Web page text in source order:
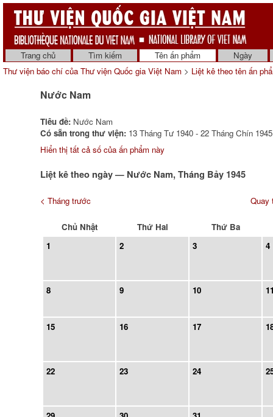
Trang chủ Tìm kiếm Tên ấn phẩm
Ngày
Thư viện báo chí của Thư viện Quốc gia Việt Nam > Liệt kê theo tên ấn
Nước Nam
Tiêu đề: Nước Nam
Có sẵn trong thư viện: 13 Tháng Tư 1940 - 22 Tháng Chín
Hiển thị tất cả số của ấn phẩm này
Liệt kê theo ngày — Nước Nam, Tháng Bảy 1945
< Tháng trước Quay
Chủ Nhật Thứ Hai
Thứ Ba
1
2 3 4
8 9 10
15 16 17
22 23 24